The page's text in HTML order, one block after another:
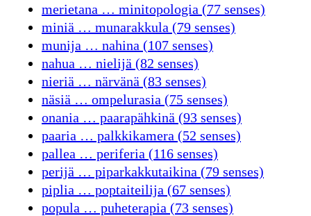
merietana … minitopologia (77 senses)
miniä … munarakkula (79 senses)
munija … nahina (107 senses)
nahua … nielijä (82 senses)
nieriä … närvänä (83 senses)
näsiä … ompelurasia (75 senses)
onania … paarapähkinä (93 senses)
paaria … palkkikamera (52 senses)
pallea … periferia (116 senses)
perijä … piparkakkutaikina (79 senses)
piplia … poptaiteilija (67 senses)
popula … puheterapia (73 senses)